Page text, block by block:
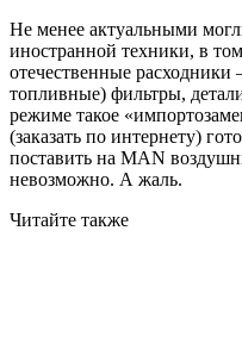
Не менее актуальными
иностранной техники, в
отечественные
топливные) фильтры,
режиме такое
(заказать по интернету)
поставить на MAN
невозможно. А жаль.
Читайте также